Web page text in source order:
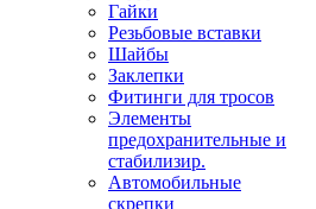
Гайки
Резьбовые вставки
Шайбы
Заклепки
Фитинги для тросов
Элементы
предохранительные и
стабилизир.
Автомобильные
скрепки